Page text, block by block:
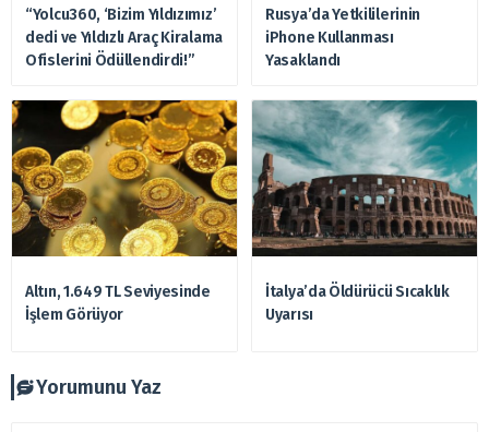
“Yolcu360, ‘Bizim Yıldızımız’
dedi ve Yıldızlı Araç Kiralama
Ofislerini Ödüllendirdi!”
Rusya’da Yetkililerinin
iPhone Kullanması
Yasaklandı
Altın, 1.649 TL Seviyesinde
İşlem Görüyor
İtalya’da Öldürücü Sıcaklık
Uyarısı
Yorumunu Yaz